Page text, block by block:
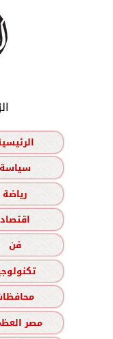
سياسة
رياضة
اقتصاد
فن
مصر